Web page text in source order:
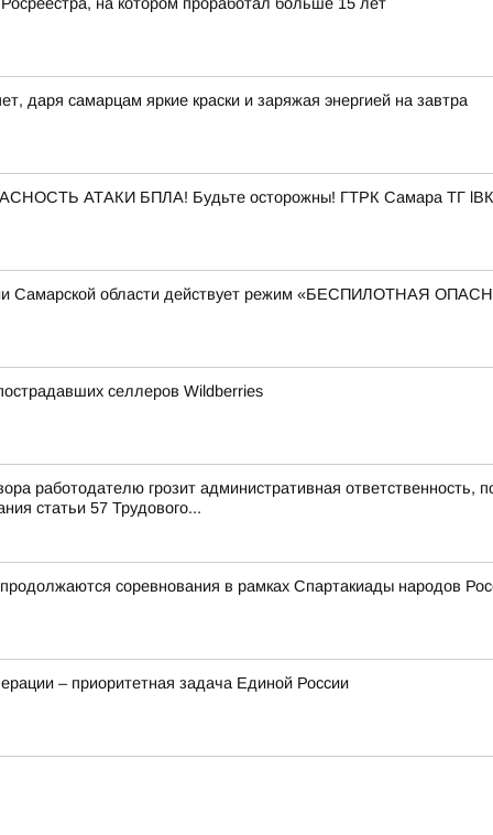
даря самарцам яркие краски и заряжая энергией на завтра
АТАКИ БПЛА! Будьте осторожны! ГТРК Самара ТГ
Самарской области действует режим «БЕСПИЛОТНАЯ
селлеров Wildberries
работодателю грозит административная ответственность,
статьи 57 Трудового...
соревнования в рамках Спартакиады народов
– приоритетная задача Единой России